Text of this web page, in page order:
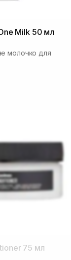
Milk 50 мл
молочко для
75 мл